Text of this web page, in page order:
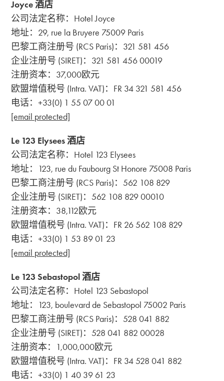
Joyce 酒店
公司法定名称：Hotel Joyce
地址：29, rue la Bruyere 75009 Paris
巴黎工商注册号 (RCS Paris)：321 581 456
企业注册号 (SIRET)：321 581 456 00019
注册资本：37,000欧元
欧盟增值税号 (Intra. VAT)：FR 34 321 581 456
电话：+33(0) 1 55 07 00 01
[email protected]
Le 123 Elysees 酒店
公司法定名称：Hotel 123 Elysees
地址：123, rue du Faubourg St Honore 75008 Paris
巴黎工商注册号 (RCS Paris)：562 108 829
企业注册号 (SIRET)：562 108 829 00010
注册资本：38,112欧元
欧盟增值税号 (Intra. VAT)：FR 26 562 108 829
电话：+33(0) 1 53 89 01 23
[email protected]
Le 123 Sebastopol 酒店
公司法定名称：Hotel 123 Sebastopol
地址：123, boulevard de Sebastopol 75002 Paris
巴黎工商注册号 (RCS Paris)：528 041 882
企业注册号 (SIRET)：528 041 882 00028
注册资本：1,000,000欧元
欧盟增值税号 (Intra. VAT)：FR 34 528 041 882
电话：+33(0) 1 40 39 61 23